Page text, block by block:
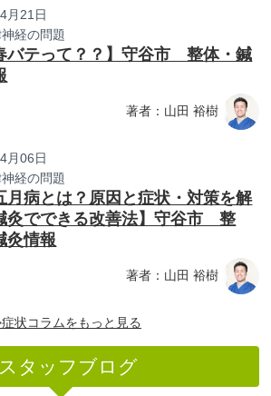
月21日
神経の問題
テって？？】守谷市 整体・鍼
著者：山田 裕樹
月06日
神経の問題
病とは？原因と症状・対策を解
灸でできる改善法】守谷市 整
灸情報
著者：山田 裕樹
状コラムをもっと見る
スタッフブログ